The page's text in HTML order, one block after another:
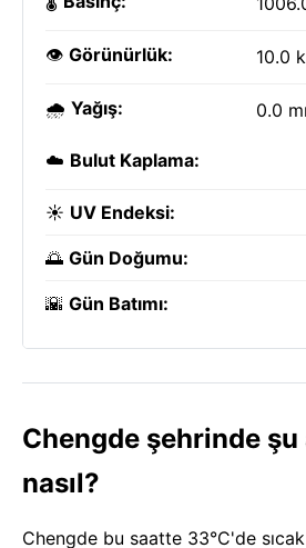
👁️ Görünürlük: 10.0
🌧️ Yağış: 0.0
☁️ Bulut Kaplama:
☀️ UV Endeksi:
🌅 Gün Doğumu:
🌇 Gün Batımı:
Chengde şehrinde şu
nasıl?
Chengde bu saatte 33°C'de